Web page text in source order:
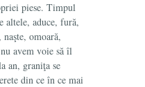
piese. Timpul
altele, aduce, fură,
naşte, omoară,
avem voie să îl
an, graniţa se
din ce în ce mai